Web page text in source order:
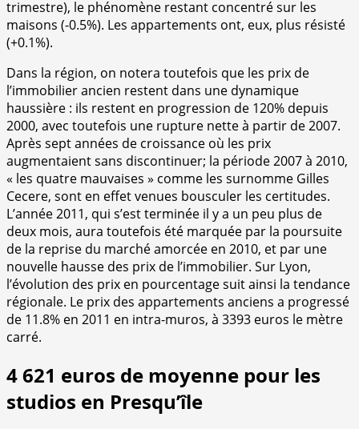
trimestre), le phénomène restant concentré sur les
maisons (-0.5%). Les appartements ont, eux, plus résisté
(+0.1%).
Dans la région, on notera toutefois que les prix de
l’immobilier ancien restent dans une dynamique
haussière : ils restent en progression de 120% depuis
2000, avec toutefois une rupture nette à partir de 2007.
Après sept années de croissance où les prix
augmentaient sans discontinuer; la période 2007 à 2010,
« les quatre mauvaises » comme les surnomme Gilles
Cecere, sont en effet venues bousculer les certitudes.
L’année 2011, qui s’est terminée il y a un peu plus de
deux mois, aura toutefois été marquée par la poursuite
de la reprise du marché amorcée en 2010, et par une
nouvelle hausse des prix de l’immobilier. Sur Lyon,
l’évolution des prix en pourcentage suit ainsi la tendance
régionale. Le prix des appartements anciens a progressé
de 11.8% en 2011 en intra-muros, à 3393 euros le mètre
carré.
4 621 euros de moyenne pour les
studios en Presqu’île